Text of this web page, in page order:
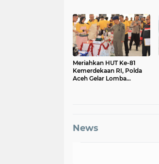
Meriahkan HUT Ke-81
Kemerdekaan RI, Polda
Aceh Gelar Lomba
News